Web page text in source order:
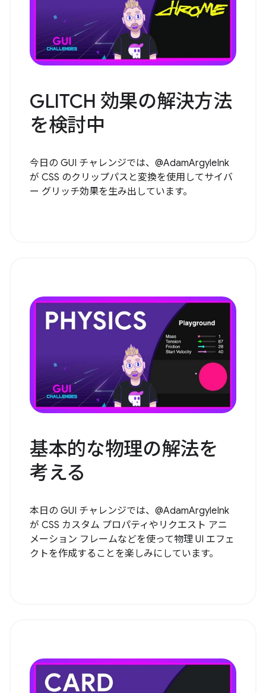
GLITCH 効果の解決方法
を検討中
今日の GUI チャレンジでは、@AdamArgyleInk
が CSS のクリップパスと変換を使用してサイバ
ー グリッチ効果を生み出しています。
基本的な物理の解法を
考える
本日の GUI チャレンジでは、@AdamArgyleInk
が CSS カスタム プロパティやリクエスト アニ
メーション フレームなどを使って物理 UI エフェ
クトを作成することを楽しみにしています。